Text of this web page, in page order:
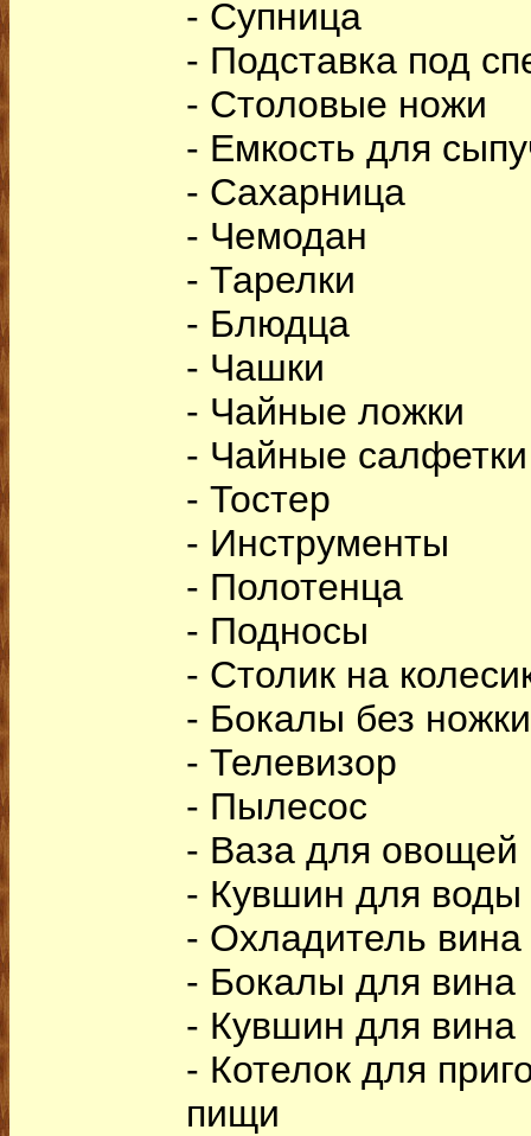
- Супница
- Подставка под
- Столовые ножи
- Емкость для
- Сахарница
- Чемодан
- Тарелки
- Блюдца
- Чашки
- Чайные ложки
- Чайные салфетки
- Тостер
- Инструменты
- Полотенца
- Подносы
- Столик на
- Бокалы без ножки
- Телевизор
- Пылесос
- Ваза для овощей
- Кувшин для воды
- Охладитель вина
- Бокалы для вина
- Кувшин для вина
- Котелок для
пищи